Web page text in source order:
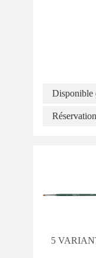
Disponible
5